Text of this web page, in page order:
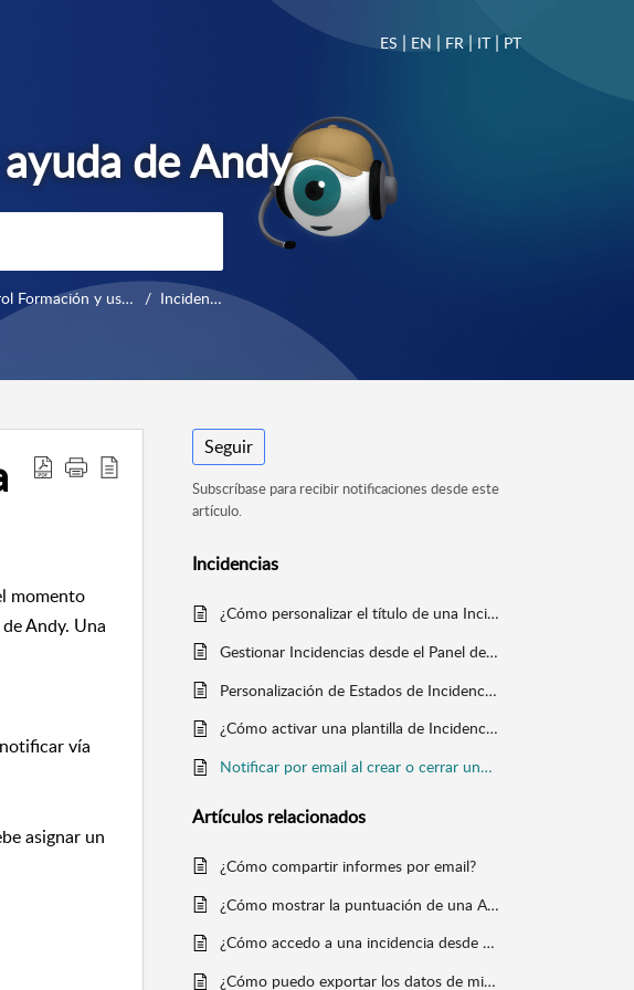
ES | EN | FR | IT| PT
y uso diario Incidencias
momento
de Andy. Una
vía
asignar un
Seguir
Subscríbase para recibir notificaciones desde este
artículo.
Incidencias
¿Cómo personalizar el título de una Incidencia?
Gestionar Incidencias desde el Panel de Control
Personalización de Estados de Incidencias
¿Cómo activar una plantilla de Incidencias?
Notificar por email al crear o cerrar una incidencia
Artículos relacionados
¿Cómo compartir informes por email?
¿Cómo mostrar la puntuación de una Auditoría al finalizarla?
¿Cómo accedo a una incidencia desde un informe?
¿Cómo puedo exportar los datos de mis locales desde el Panel de Control de Andy?